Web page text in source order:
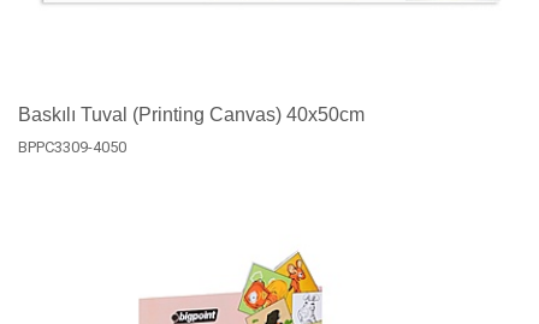
Baskılı Tuval (Printing Canvas) 40x50cm
BPPC3309-4050